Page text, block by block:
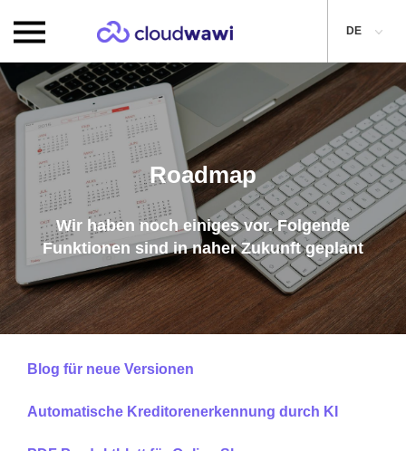
DE
Roadmap
Wir haben noch einiges vor. Folgende
Funktionen sind in naher Zukunft geplant
Blog für neue Versionen
Automatische Kreditorenerkennung durch KI